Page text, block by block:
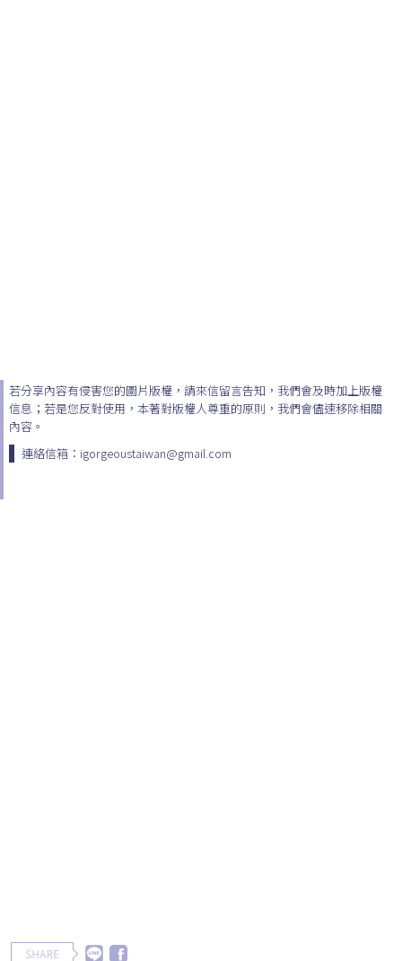
若分享內容有侵害您的圖片版權，請來信留言告知，我們會及時加上版權
信息；若是您反對使用，本著對版權人尊重的原則，我們會儘速移除相關
內容。
連絡信箱：igorgeoustaiwan@gmail.com